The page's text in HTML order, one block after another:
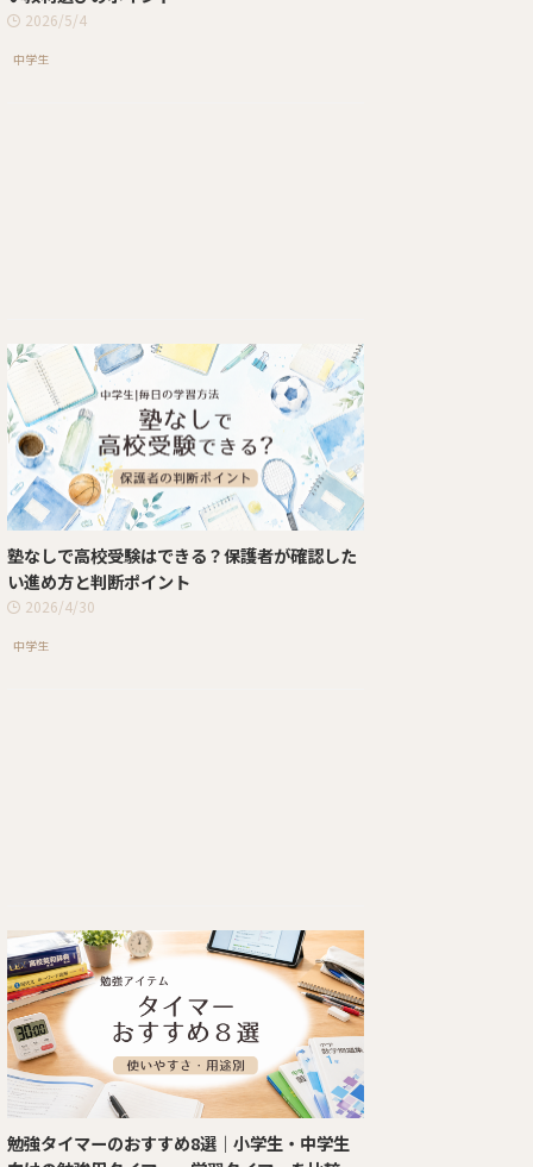
2026/5/4
中学生
塾なしで高校受験はできる？保護者が確認した
い進め方と判断ポイント
2026/4/30
中学生
勉強タイマーのおすすめ8選｜小学生・中学生